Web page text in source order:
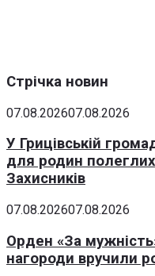
Стрічка новин
07.08.202607.08.2026
У Грицівській
для родин полеглих
Захисників
07.08.202607.08.2026
Орден «За
нагороди вручили